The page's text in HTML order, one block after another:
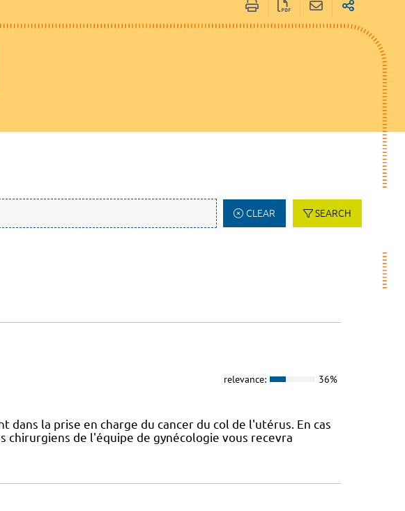
CLEAR SEARCH
relevance: 36%
la prise en charge du cancer du col de l'utérus. En cas
de l'équipe de gynécologie vous recevra